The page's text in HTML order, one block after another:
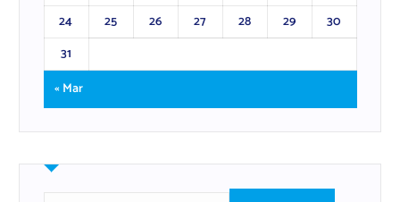
24
25 26 27 28 29
30
31
« Mar